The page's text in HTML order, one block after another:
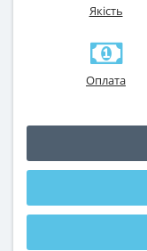
Якість
Оплата